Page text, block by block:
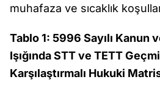
muhafaza ve sıcaklık
Tablo 1: 5996 Sayılı Kanun
Işığında STT ve TETT
Karşılaştırmalı Hukuki